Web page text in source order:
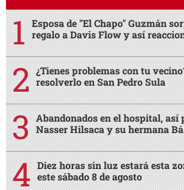
Esposa de "El Chapo" Guzmán
regalo a Davis Flow y así
¿Tienes problemas con tu
resolverlo en San Pedro Sula
Abandonados en el hospital, así
Nasser Hilsaca y su hermana
Diez horas sin luz estará esta
este sábado 8 de agosto